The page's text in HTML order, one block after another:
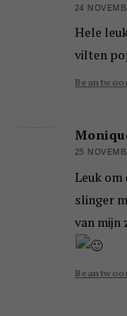
24
Hele
vilten
25
Leuk
slinger
van mijn